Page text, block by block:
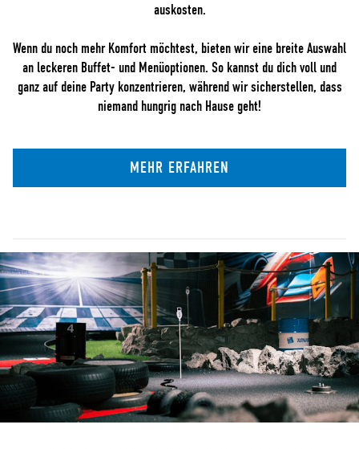
auskosten.
Wenn du noch mehr Komfort möchtest, bieten wir eine breite Auswahl
an leckeren Buffet- und Menüoptionen. So kannst du dich voll und
ganz auf deine Party konzentrieren, während wir sicherstellen, dass
niemand hungrig nach Hause geht!
MEHR ERFAHREN